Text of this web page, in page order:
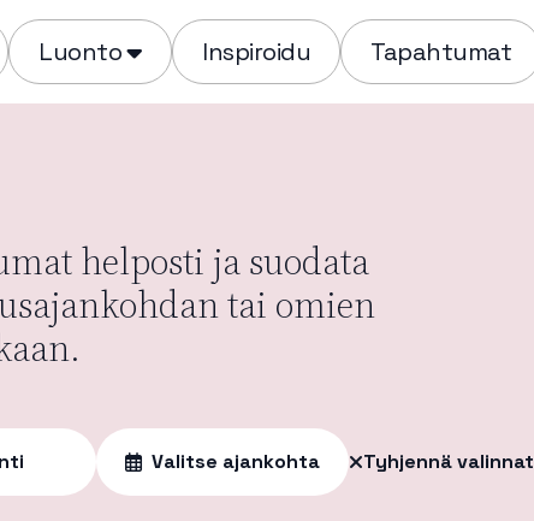
Luonto Inspiroidu Tapahtumat
helposti ja suodata
tai omien
Valitse ajankohta Tyhjennä valinnat